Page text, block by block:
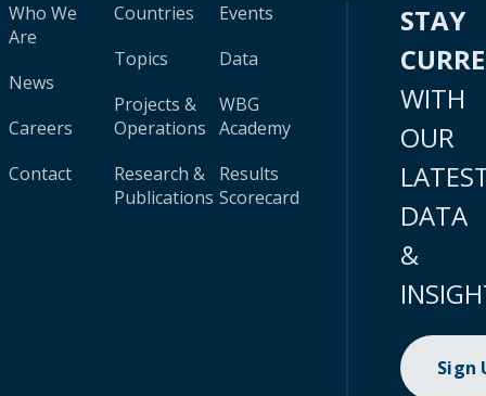
Who We
Are
News
Careers
Contact
Countries
Topics
Projects &
Operations
Research &
Publications
Events
Data
WBG
Academy
Results
Scorecard
STAY
WITH
OUR
DATA
&
Sign